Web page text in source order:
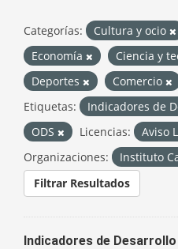
Categorías: Cultura y ocio
Economía
Ciencia y
Deportes
Comercio
Etiquetas:
Indicadores de
ODS
Licencias:
Aviso
Organizaciones:
Instituto
Filtrar Resultados
Indicadores de